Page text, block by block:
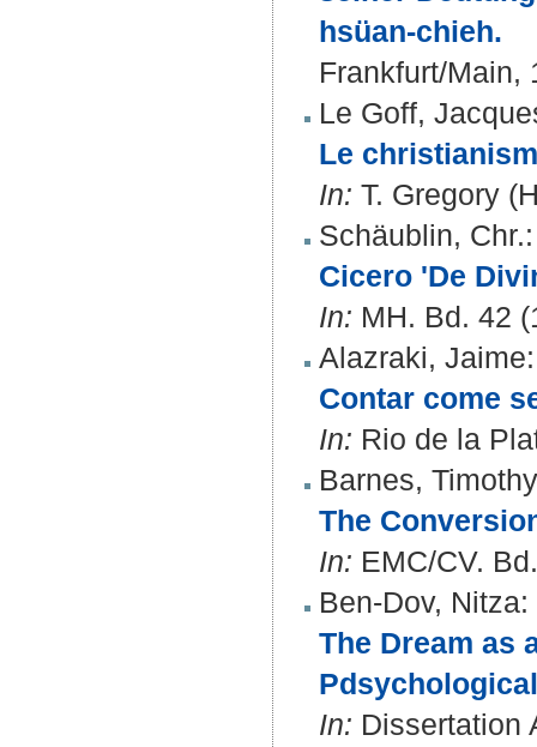
hsüan-chieh.
Frankfurt/Main,
Le Goff,
Le
In: T. Gregory
Schäublin, Chr.:
Cicero 'De
In: MH. Bd. 42
Alazraki, Jaime:
Contar come
In: Rio de la
Barnes,
The
In: EMC/CV.
Ben-Dov, Nitza:
The Dream as
In: Dissertation